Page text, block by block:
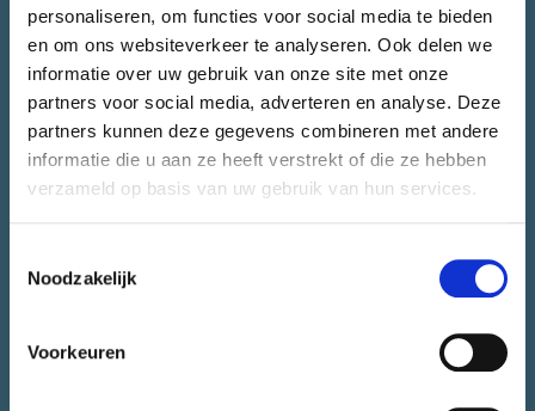
personaliseren, om functies voor social media te bieden
en om ons websiteverkeer te analyseren. Ook delen we
informatie over uw gebruik van onze site met onze
partners voor social media, adverteren en analyse. Deze
partners kunnen deze gegevens combineren met andere
informatie die u aan ze heeft verstrekt of die ze hebben
verzameld op basis van uw gebruik van hun services.
Noodzakelijk
Voorkeuren
Heb je vragen over CityLab010 of wil je jouw initiatief bespreken.
Het team van CityLab010 staat voor je klaar.
CONTACT EEN ADVISEUR
NIEUWSBRIEF.
Wil je informatie over nieuwe workshops, events en het laatste nieuws
ontvangen? Schrijf je dan in voor de CityLab010-nieuwsbrief.